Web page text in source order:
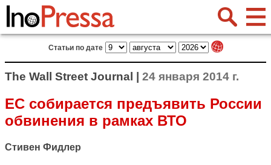
Статьи по дате
The Wall Street Journal | 24 января 2014 г.
ЕС собирается предъявить России
обвинения в рамках ВТО
Стивен Фидлер